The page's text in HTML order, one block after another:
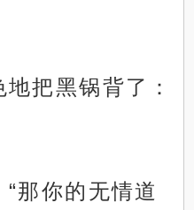
把黑锅背了：
那你的无情道